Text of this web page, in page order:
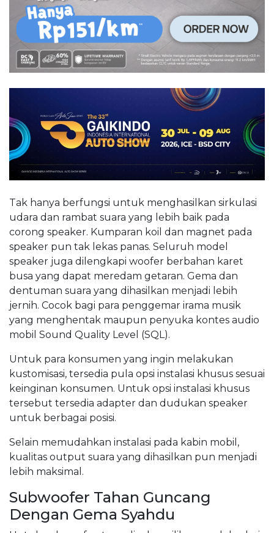
Tak hanya berfungsi untuk menghasilkan sirkulasi
udara dan rambat suara yang lebih baik pada
corong speaker. Kumparan koil dan magnet pada
speaker pun tak lekas panas. Seluruh model
speaker juga dilengkapi woofer berbahan karet
busa yang dapat meredam getaran. Gema dan
dentuman suara yang dihasilkan menjadi lebih
jernih. Cocok bagi para penggemar irama musik
yang menghentak maupun penyuka kontes audio
mobil Sound Quality Level (SQL).
Untuk para konsumen yang ingin melakukan
kustomisasi, tersedia pula opsi instalasi khusus sesuai
keinginan konsumen. Untuk opsi instalasi khusus
tersebut tersedia adapter dan dudukan speaker
untuk berbagai posisi.
Selain memudahkan instalasi pada kabin mobil,
kualitas output suara yang dihasilkan pun menjadi
lebih maksimal.
Subwoofer Tahan Guncang
Dengan Gema Syahdu